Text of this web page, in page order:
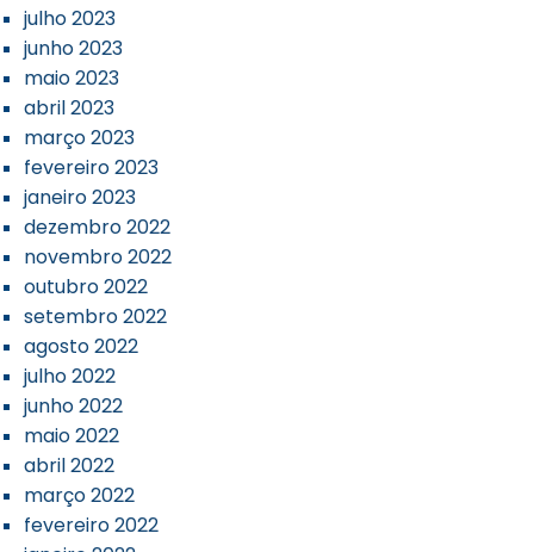
julho 2023
junho 2023
maio 2023
abril 2023
março 2023
fevereiro 2023
janeiro 2023
dezembro 2022
novembro 2022
outubro 2022
setembro 2022
agosto 2022
julho 2022
junho 2022
maio 2022
abril 2022
março 2022
fevereiro 2022